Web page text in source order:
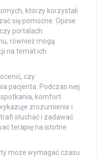
którzy korzystali
się pomocne. Opinie
portalach
również mogą
na temat ich
czy
pacjenta. Podczas niej
komfort
zrozumienie i
słuchać i zadawać
terapię na istotne
może wymagać czasu.